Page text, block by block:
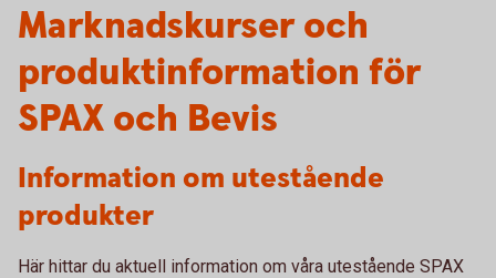
Marknadskurser och
produktinformation för
SPAX och Bevis
Information om utestående
produkter
Här hittar du aktuell information om våra utestående SPAX